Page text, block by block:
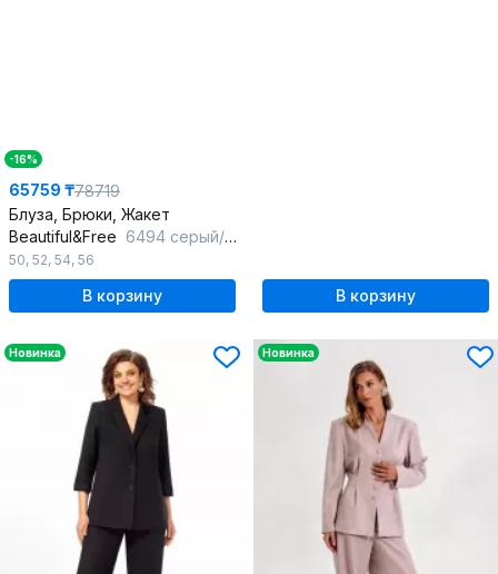
-16%
65759 ₸78719
Блуза, Брюки, Жакет
Beautiful&Free 6494 серый/полоска
50, 52, 54, 56
В корзину В корзину
Новинка Новинка